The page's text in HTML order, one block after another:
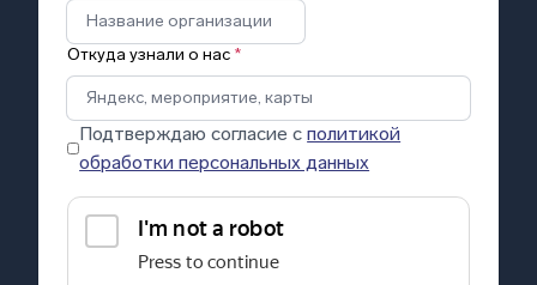
Откуда узнали о нас *
Подтверждаю согласие сполитикой
обработки персональных данных